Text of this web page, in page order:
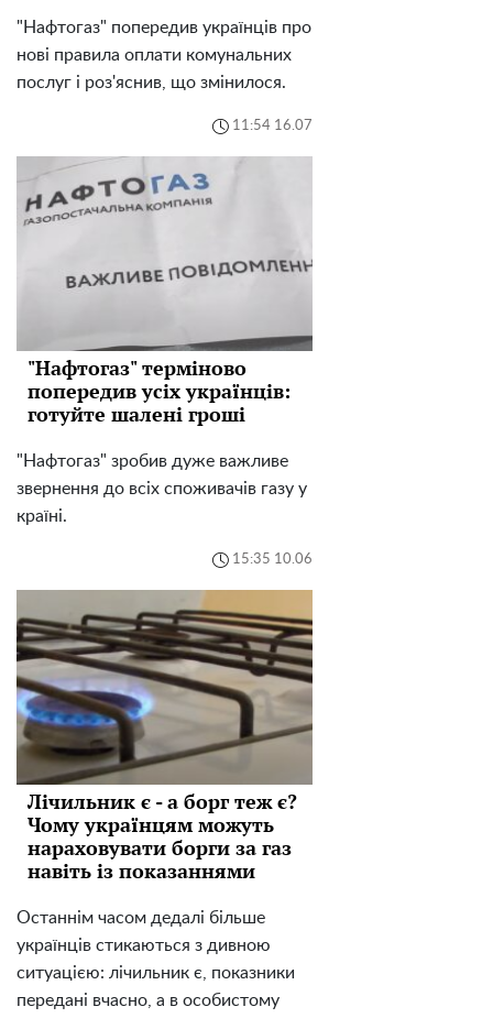
"Нафтогаз" попередив українців про
нові правила оплати комунальних
послуг і роз'яснив, що змінилося.
11:54 16.07
"Нафтогаз" терміново
попередив усіх українців:
готуйте шалені гроші
"Нафтогаз" зробив дуже важливе
звернення до всіх споживачів газу у
країні.
15:35 10.06
Лічильник є - а борг теж є?
Чому українцям можуть
нараховувати борги за газ
навіть із показаннями
Останнім часом дедалі більше
українців стикаються з дивною
ситуацією: лічильник є, показники
передані вчасно, а в особистому